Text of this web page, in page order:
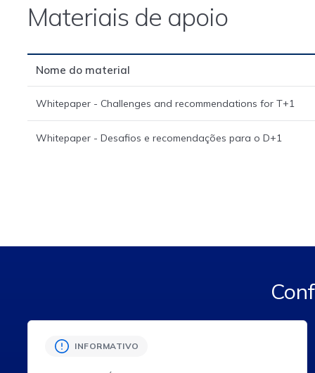
Materiais de apoio
Nome do material
Whitepaper - Challenges and recommendations for T+1
Whitepaper - Desafios e recomendações para o D+1
INFORMATIVO